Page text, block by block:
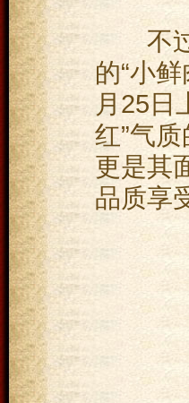
不过
的“小
月25日
红”气
更是其
品质享